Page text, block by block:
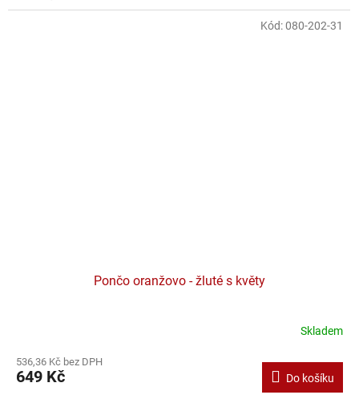
Pončo oranžovo - žluté s květy
Skladem
536,36 Kč bez DPH
649 Kč Do košíku
Kód:080-202-31